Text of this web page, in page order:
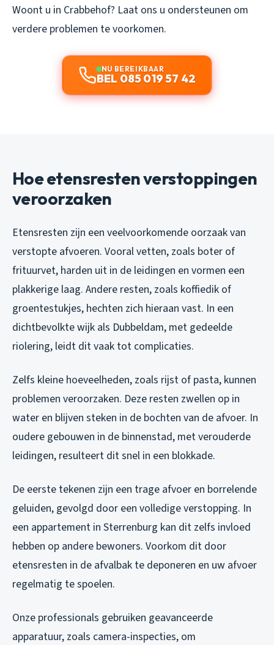
Woont u in Crabbehof? Laat ons u ondersteunen om
verdere problemen te voorkomen.
NU BEREIKBAAR
BEL 085 019 57 42
Hoe etensresten verstoppingen
veroorzaken
Etensresten zijn een veelvoorkomende oorzaak van
verstopte afvoeren. Vooral vetten, zoals boter of
frituurvet, harden uit in de leidingen en vormen een
plakkerige laag. Andere resten, zoals koffiedik of
groentestukjes, hechten zich hieraan vast. In een
dichtbevolkte wijk als Dubbeldam, met gedeelde
riolering, leidt dit vaak tot complicaties.
Zelfs kleine hoeveelheden, zoals rijst of pasta, kunnen
problemen veroorzaken. Deze resten zwellen op in
water en blijven steken in de bochten van de afvoer. In
oudere gebouwen in de binnenstad, met verouderde
leidingen, resulteert dit snel in een blokkade.
De eerste tekenen zijn een trage afvoer en borrelende
geluiden, gevolgd door een volledige verstopping. In
een appartement in Sterrenburg kan dit zelfs invloed
hebben op andere bewoners. Voorkom dit door
etensresten in de afvalbak te deponeren en uw afvoer
regelmatig te spoelen.
Onze professionals gebruiken geavanceerde
apparatuur, zoals camera-inspecties, om